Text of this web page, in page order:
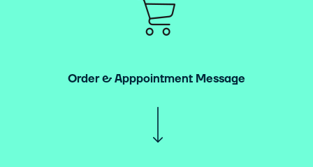
Order & Apppointment Message